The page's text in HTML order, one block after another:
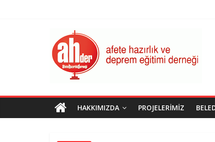
AHDER
Afete
Hazırlık
Deprem
Eğitimi
Derneği
HAKKIMIZDA PROJELERIMIZ